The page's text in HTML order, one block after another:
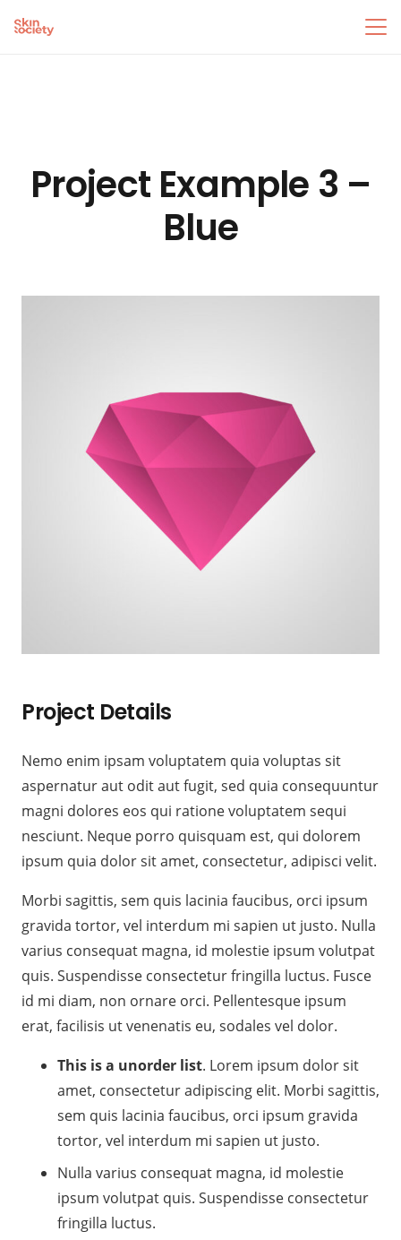
Project Example 3 –
Blue
Project Details
Nemo enim ipsam voluptatem quia voluptas sit
aspernatur aut odit aut fugit, sed quia consequuntur
magni dolores eos qui ratione voluptatem sequi
nesciunt. Neque porro quisquam est, qui dolorem
ipsum quia dolor sit amet, consectetur, adipisci velit.
Morbi sagittis, sem quis lacinia faucibus, orci ipsum
gravida tortor, vel interdum mi sapien ut justo. Nulla
varius consequat magna, id molestie ipsum volutpat
quis. Suspendisse consectetur fringilla luctus. Fusce
id mi diam, non ornare orci. Pellentesque ipsum
erat, facilisis ut venenatis eu, sodales vel dolor.
This is a unorder list. Lorem ipsum dolor sit
amet, consectetur adipiscing elit. Morbi sagittis,
sem quis lacinia faucibus, orci ipsum gravida
tortor, vel interdum mi sapien ut justo.
Nulla varius consequat magna, id molestie
ipsum volutpat quis. Suspendisse consectetur
fringilla luctus.